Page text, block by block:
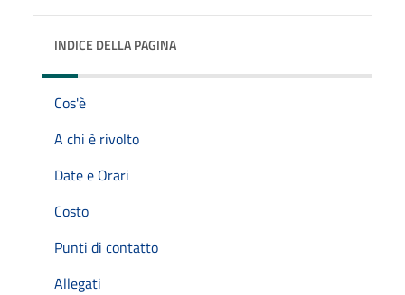
INDICE DELLA PAGINA
Cos'è
A chi è rivolto
Date e Orari
Costo
Punti di contatto
Allegati